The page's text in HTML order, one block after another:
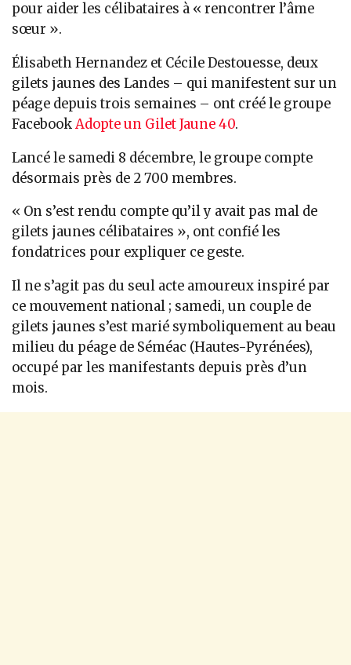
pour aider les célibataires à « rencontrer l’âme
sœur ».
Élisabeth Hernandez et Cécile Destouesse, deux
gilets jaunes des Landes – qui manifestent sur un
péage depuis trois semaines – ont créé le groupe
FacebookAdopte un Gilet Jaune 40.
Lancé le samedi 8 décembre, le groupe compte
désormais près de 2 700 membres.
« On s’est rendu compte qu’il y avait pas mal de
gilets jaunes célibataires », ont confié les
fondatrices pour expliquer ce geste.
Il ne s’agit pas du seul acte amoureux inspiré par
ce mouvement national ; samedi, un couple de
gilets jaunes s’est marié symboliquement au beau
milieu du péage de Séméac (Hautes-Pyrénées),
occupé par les manifestants depuis près d’un
mois.